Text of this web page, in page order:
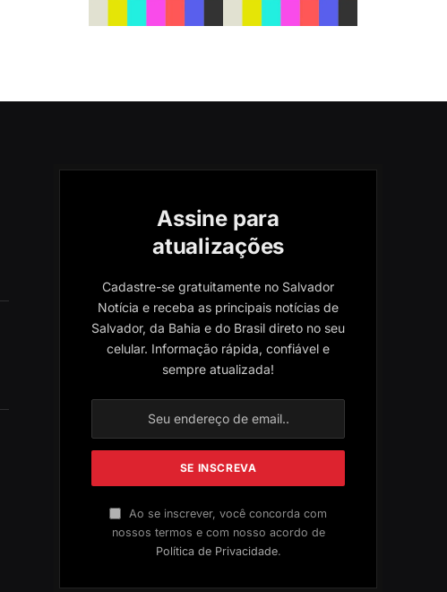
Assine para
atualizações
Cadastre-se gratuitamente no Salvador
Notícia e receba as principais notícias de
Salvador, da Bahia e do Brasil direto no seu
celular. Informação rápida, confiável e
sempre atualizada!
Ao se inscrever, você concorda com
nossos termos e com nosso acordo de
Política de Privacidade.